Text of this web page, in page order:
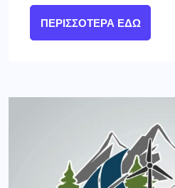
ΠΕΡΙΣΣΌΤΕΡΑ ΕΔΏ